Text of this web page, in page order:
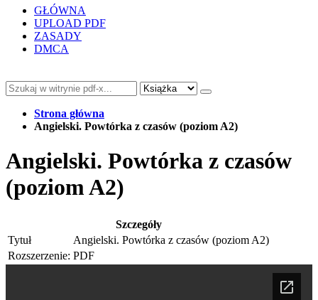
GŁÓWNA
UPLOAD PDF
ZASADY
DMCA
Strona główna
Angielski. Powtórka z czasów (poziom A2)
Angielski. Powtórka z czasów
(poziom A2)
Szczegóły
Tytuł
Angielski. Powtórka z czasów (poziom A2)
Rozszerzenie: PDF